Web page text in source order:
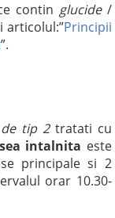
contin glucide /
articolul:”Principii
”.
tip 2tratati cu
intalnita este
principale si 2
orar 10.30-